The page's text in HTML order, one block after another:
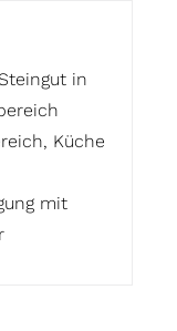
in
Küche
mit